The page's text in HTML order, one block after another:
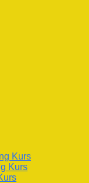
Kurs
Kurs